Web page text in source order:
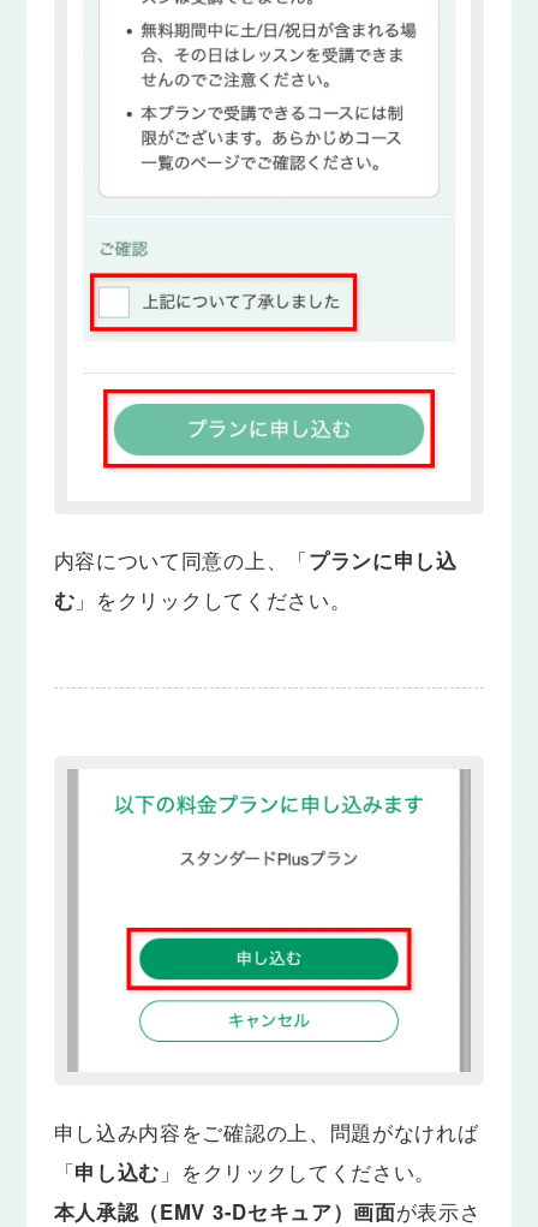
内容について同意の上、「プランに申し込
む 」をクリックしてください。
申し込み内容をご確認の上、問題がなければ
「申し込む 」をクリックしてください。
本人承認（EMV 3-Dセキュア）画面が表示さ